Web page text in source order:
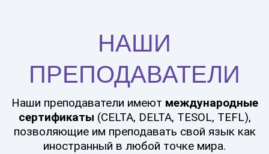
НАШИ
ПРЕПОДАВАТЕЛИ
Наши преподаватели имеют международные
сертификаты (CELTA, DELTA, TESOL, TEFL),
позволяющие им преподавать свой язык как
иностранный в любой точке мира.